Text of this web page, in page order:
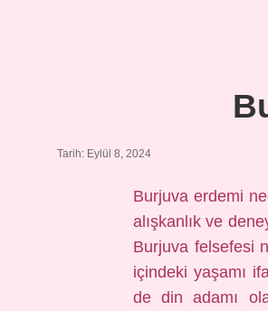
Tarih: Eylül 8, 2024
Burjuva erdemi
alışkanlık ve
Burjuva felsefesi
içindeki yaşamı
de din adamı